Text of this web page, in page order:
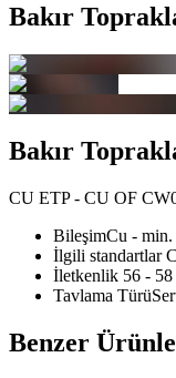
Bakır
Bakır
CU ETP - CU OF
BileşimCu - min.
İlgili standartlar
İletkenlik 56 -
Tavlama Türü
Benzer